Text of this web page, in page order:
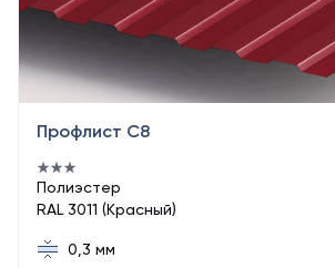
Профлист С8
Полиэстер
RAL 3011 (Красный)
0,3 мм